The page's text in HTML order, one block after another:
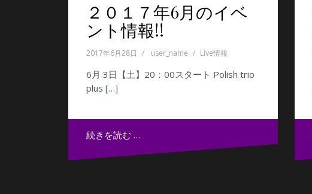
２０１７年6月のイベ
ント情報!!
2017年6月28日 user_name Live情報
6月 3日【土】20：00スタート Polish trio
plus […]
続きを読む …